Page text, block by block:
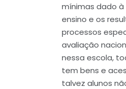
mínimas dado
ensino e os
processos
avaliação
nessa escola,
tem bens e
talvez alunos